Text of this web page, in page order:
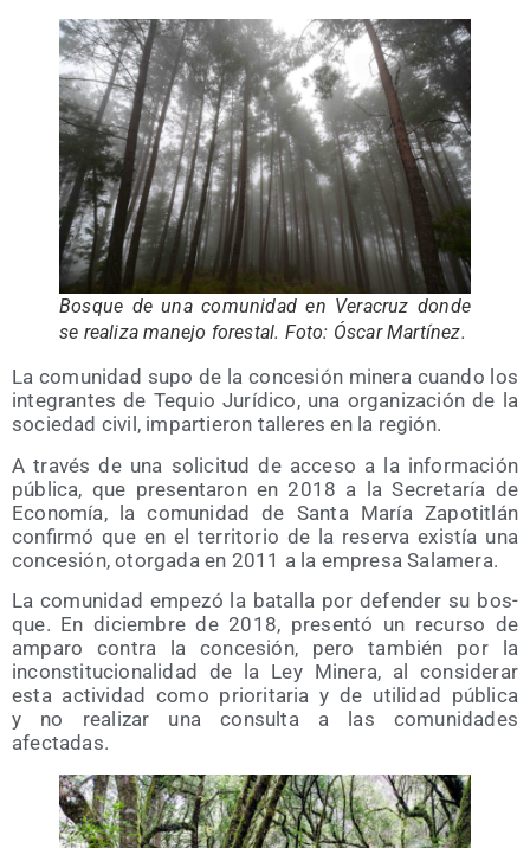
Bos­que de una comu­ni­dad en Vera­cruz don­de
se rea­li­za mane­jo fores­tal. Foto: Óscar Martínez.
La comu­ni­dad supo de la con­ce­sión mine­ra cuan­do los
inte­gran­tes de Tequio Jurí­di­co, una orga­ni­za­ción de la
socie­dad civil, impar­tie­ron talle­res en la región.
A tra­vés de una soli­ci­tud de acce­so a la infor­ma­ción
públi­ca, que pre­sen­ta­ron en 2018 a la Secre­ta­ría de
Eco­no­mía, la comu­ni­dad de San­ta María Zapo­titlán
con­fir­mó que en el terri­to­rio de la reser­va exis­tía una
con­ce­sión, otor­ga­da en 2011 a la empre­sa Salamera.
La comu­ni­dad empe­zó la bata­lla por defen­der su bos­
que. En diciem­bre de 2018, pre­sen­tó un recur­so de
ampa­ro con­tra la con­ce­sión, pero tam­bién por la
incons­ti­tu­cio­na­li­dad de la Ley Mine­ra, al con­si­de­rar
esta acti­vi­dad como prio­ri­ta­ria y de uti­li­dad públi­ca
y no rea­li­zar una con­sul­ta a las comu­ni­da­des
afectadas.